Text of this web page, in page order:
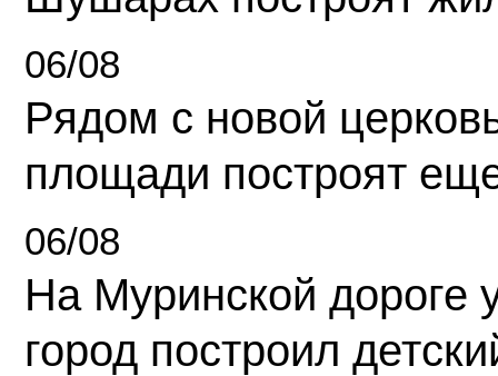
06/08
Рядом с новой
площади построят
06/08
На Муринской дороге
город построил